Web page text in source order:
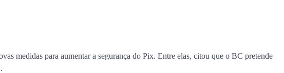
medidas para aumentar a segurança do Pix. Entre elas, citou que o BC pretende